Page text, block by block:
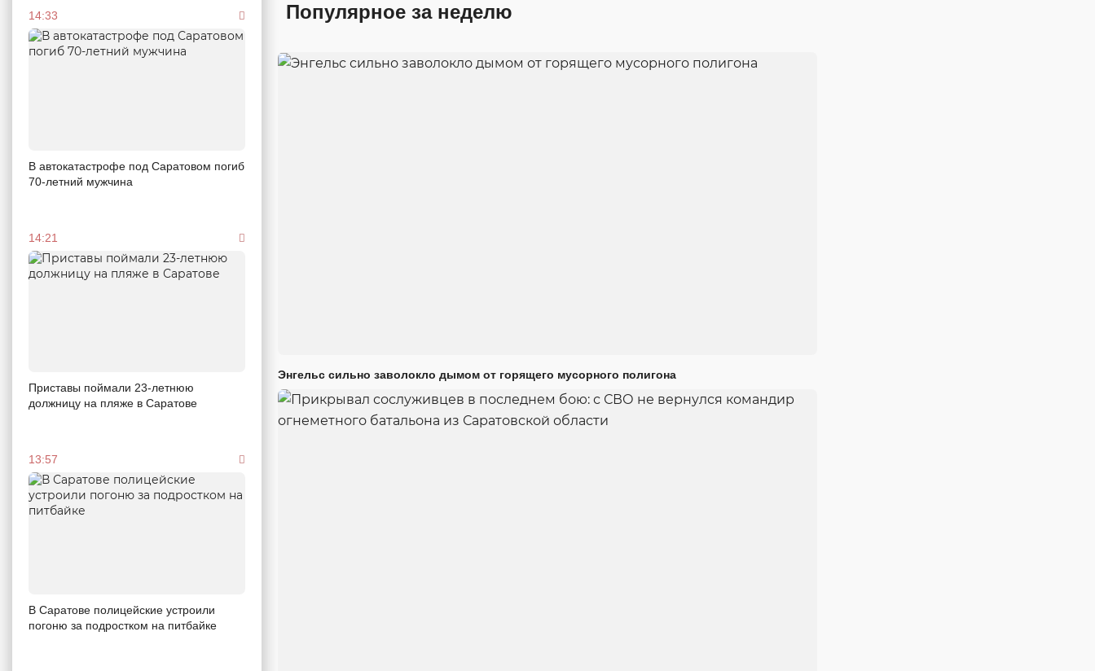
14:33
В автокатастрофе под Саратовом погиб
70-летний мужчина
14:21
Приставы поймали 23-летнюю
должницу на пляже в Саратове
13:57
В Саратове полицейские устроили
погоню за подростком на питбайке
Популярное за неделю
Энгельс сильно заволокло дымом от горящего мусорного полигона